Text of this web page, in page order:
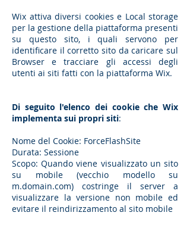
Wix attiva diversi cookies e Local storage
per la gestione della piattaforma presenti
su questo sito, i quali servono per
identificare il corretto sito da caricare sul
Browser e tracciare gli accessi degli
utenti ai siti fatti con la piattaforma Wix.
Di seguito l'elenco dei cookie che Wix
implementa sui propri siti:
Nome del Cookie: ForceFlashSite
Durata: Sessione
Scopo: Quando viene visualizzato un sito
su mobile (vecchio modello su
m.domain.com) costringe il server a
visualizzare la versione non mobile ed
evitare il reindirizzamento al sito mobile